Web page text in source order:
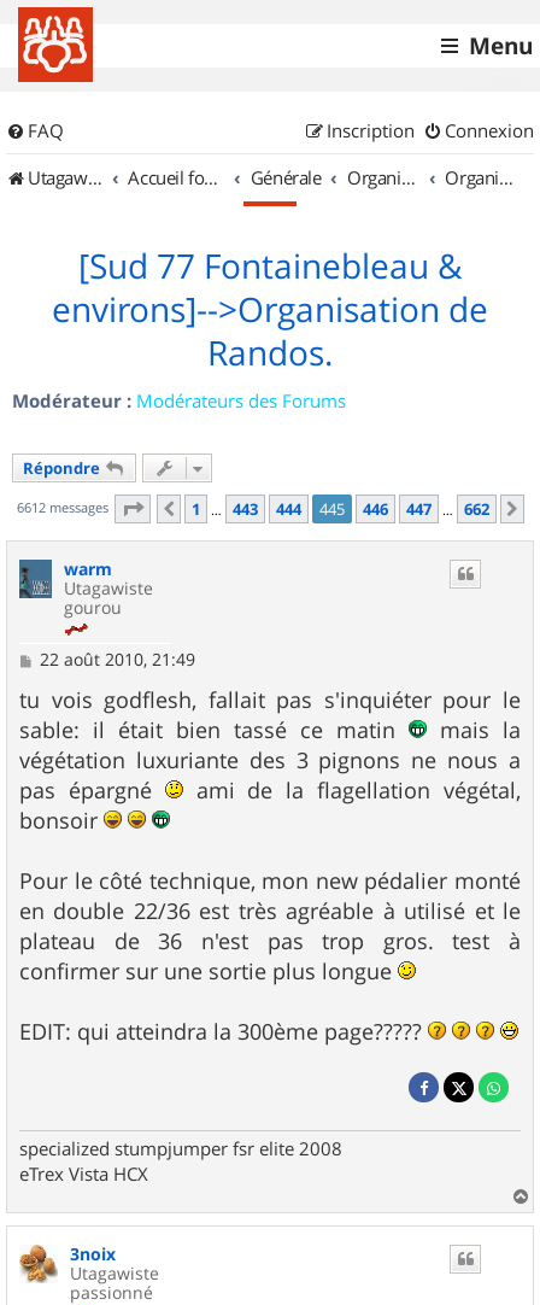
Menu
FAQ Connexion
Inscription
UtagawaVTT (Randos VTT et VTTAE avec traces GPS)
Accueil forum Générale Organisation de sorties & Recherche de partenaires Organisation de sorties en région Île de France
[Sud 77 Fontainebleau &
environs]-->Organisation de
Randos.
Modérateur : Modérateurs des Forums
Répondre
6612 messages Page 445 sur662
Précédent
1 … 443 444 445 446 447 … 662
warm
Utagawiste
gourou
M
s
s
a
g
e
22 août 2010, 21:49
tu vois godflesh, fallait pas s'inquiéter pour le
sable: il était bien tassé ce matin
mais la
végétation luxuriante des 3 pignons ne nous a
pas épargné
ami de la flagellation végétal,
bonsoir
Pour le côté technique, mon new pédalier monté
en double 22/36 est très agréable à utilisé et le
plateau de 36 n'est pas trop gros. test à
confirmer sur une sortie plus longue
EDIT: qui atteindra la 300ème page?????
specialized stumpjumper fsr elite 2008
eTrex Vista HCX
a
u
3noix
Utagawiste
passionné